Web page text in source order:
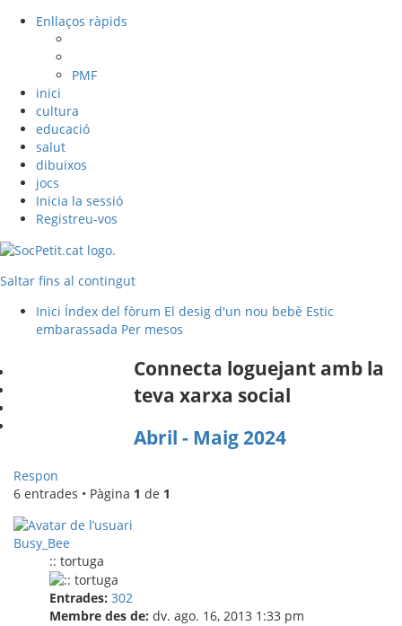
Enllaços ràpids
PMF
inici
cultura
educació
salut
dibuixos
jocs
Inicia la sessió
Registreu-vos
Saltar fins al contingut
Inici Índex del fòrum El desig d'un nou bebè Estic
embarassada Per mesos
Connecta loguejant amb la
teva xarxa social
Abril - Maig 2024
Respon
6 entrades • Pàgina 1 de 1
Busy_Bee
:: tortuga
Entrades: 302
Membre des de: dv. ago. 16, 2013 1:33 pm